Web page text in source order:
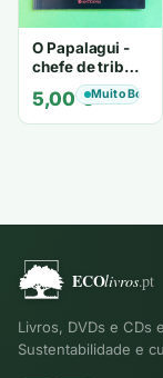
O Papalagui -
chefe de tribo
de tiavéa
5,00€Muito Bom
Livros, DVDs e CDs
Sustentabilidade e